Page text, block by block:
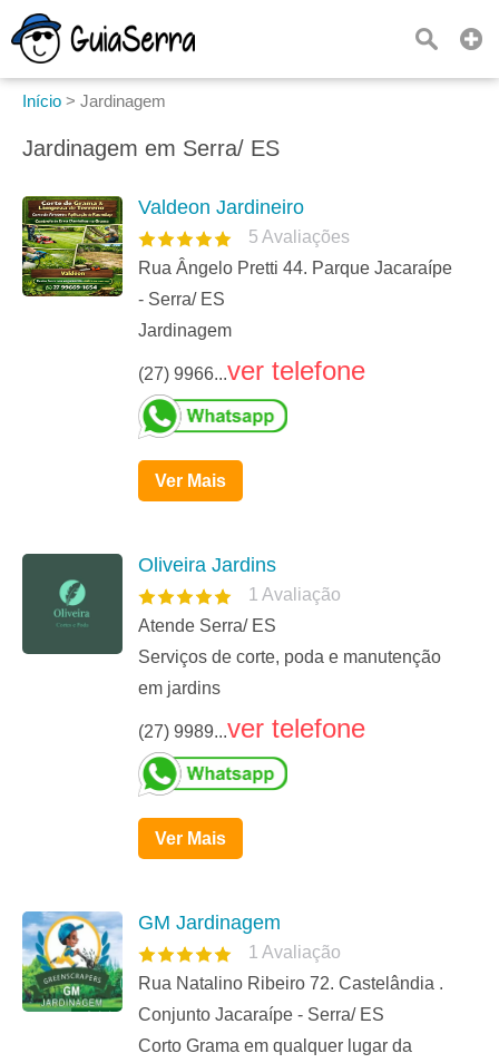
Início > Jardinagem
Jardinagem em Serra/ ES
Valdeon Jardineiro
5 Avaliações
Rua Ângelo Pretti 44. Parque Jacaraípe
- Serra/ ES
Jardinagem
(27) 9966...ver telefone
Ver Mais
Oliveira Jardins
1 Avaliação
Atende Serra/ ES
Serviços de corte, poda e manutenção
em jardins
(27) 9989...ver telefone
Ver Mais
GM Jardinagem
1 Avaliação
Rua Natalino Ribeiro 72. Castelândia .
Conjunto Jacaraípe - Serra/ ES
Corto Grama em qualquer lugar da